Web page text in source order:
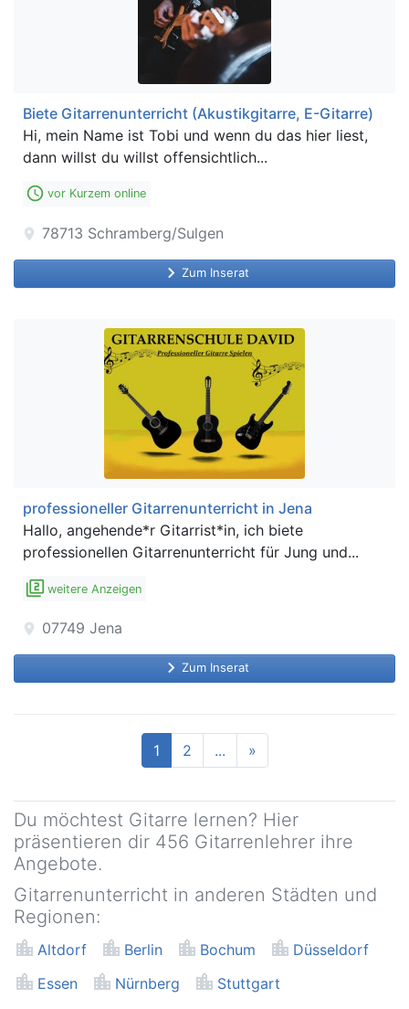
Biete Gitarrenunterricht (Akustikgitarre, E-Gitarre)
Hi, mein Name ist Tobi und wenn du das hier liest,
dann willst du willst offensichtlich...
access_time vor Kurzem online
location_on 78713 Schramberg/Sulgen
keyboard_arrow_right Zum Inserat
professioneller Gitarrenunterricht in Jena
Hallo, angehende*r Gitarrist*in, ich biete
professionellen Gitarrenunterricht für Jung und...
filter_2 weitere Anzeigen
location_on 07749 Jena
keyboard_arrow_right Zum Inserat
1 2 ... »
Du möchtest Gitarre lernen? Hier
präsentieren dir 456 Gitarrenlehrer ihre
Angebote.
Gitarrenunterricht in anderen Städten und
Regionen:
location_city Altdorf location_city Berlin location_city Bochum location_city Düsseldorf
location_city Essen location_city Nürnberg location_city Stuttgart